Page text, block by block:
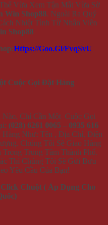
Vừa Xem Tận Mắt Vừa Sờ
Win Shop88. Ngoài Ra Quý
Nhiệt Tình Từ Nhân Viên
Shop88
Https://Goo.Gl/FvqSvU
Cuộc Gọi Đặt Hàng
Chỉ Cần Một Cuộc Gọi
(028) 6261 0065 – 0935 616
Hàng Như: Tên , Địa Chỉ, Điện
Chúng Tôi Sẽ Giao Hàng
Trung Tâm Thành Phố.
Thì Chúng Tôi Sẽ Gửi Bưu
Yêu Cầu Của Bạn!
Chuột ( Áp Dụng Cho